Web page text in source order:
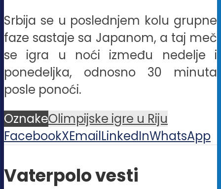
Srbija se u poslednjem kolu grupne
faze sastaje sa Japanom, a taj meč
se igra u noći između nedelje i
ponedeljka, odnosno 30 minuta
posle ponoći.
OznakeOlimpijske igre u Riju
FacebookXEmailLinkedInWhatsApp
Vaterpolo vesti